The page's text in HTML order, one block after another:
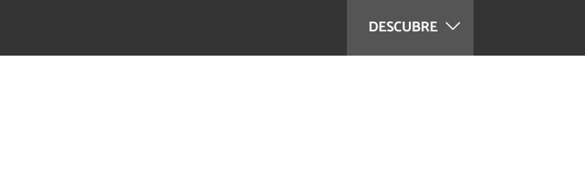
DESCUBRE